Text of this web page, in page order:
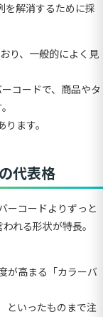
を解消するために採
り、一般的によく見
コードで、商品やタ
ます。
代表格
ーコードよりずっと
れる形状が特長。
が高まる「カラーバ
といったものまで注